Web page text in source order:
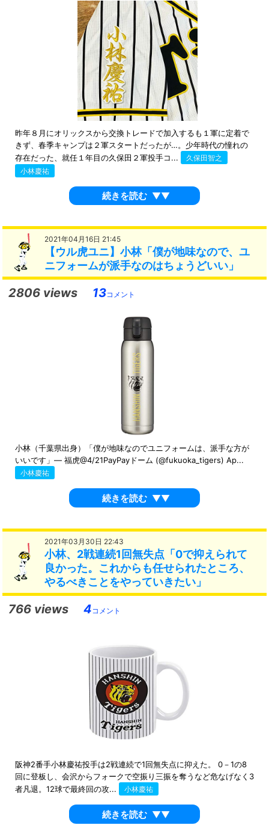
昨年８月にオリックスから交換トレードで加入するも１軍に定着で
きず、春季キャンプは２軍スタートだったが…。少年時代の憧れの
存在だった、就任１年目の久保田２軍投手コ...
久保田智之
小林慶祐
続きを読む ▼▼
2021年04月16日 21:45
【ウル虎ユニ】小林「僕が地味なので、ユ
ニフォームが派手なのはちょうどいい」
2806 views 13コメント
小林（千葉県出身）「僕が地味なのでユニフォームは、派手な方が
いいです」— 福虎@4/21PayPayドーム (@fukuoka_tigers) Ap...
小林慶祐
続きを読む ▼▼
2021年03月30日 22:43
小林、2戦連続1回無失点「0で抑えられて
良かった。これからも任せられたところ、
やるべきことをやっていきたい」
766 views 4コメント
阪神2番手小林慶祐投手は2戦連続で1回無失点に抑えた。 0－1の8
回に登板し、会沢からフォークで空振り三振を奪うなど危なげなく3
者凡退。12球で最終回の攻...
小林慶祐
続きを読む ▼▼